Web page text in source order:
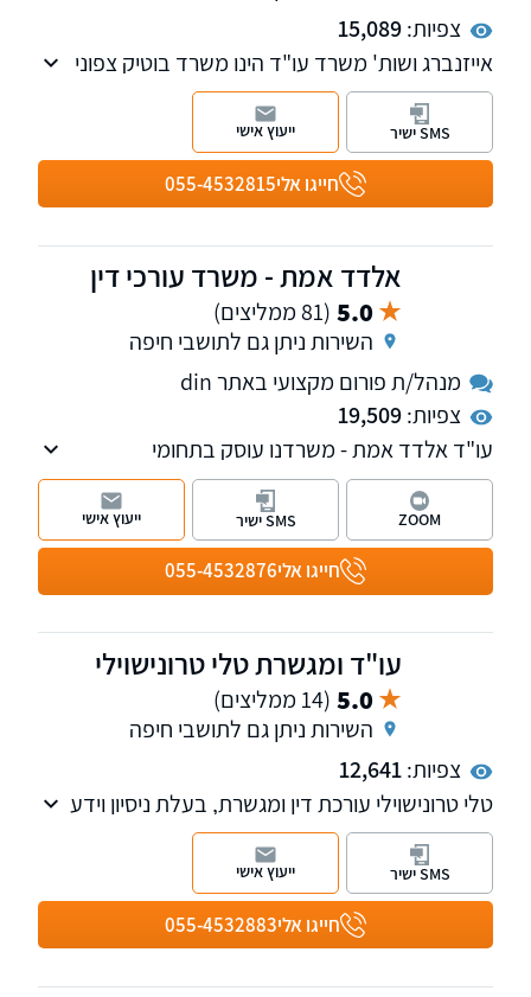
צפיות:15,089
אייזנברג ושות' משרד עו"ד הינו משרד בוטיק צפוני
בעל למעלה מ-20 שנות ניסיון בתחום המקרקעין
והמשפט המנהלי, בדגש על תכנון ובניה בכל
ההיבטים (מנהלי אזרחי ופלילי), ליווי פרוייקטים וליווי
קבלנים משלב כריתת החוזה ועד מסירת החזקה
חייגו אלי055-4532815
SMS ישיר ייעוץ אישי
אלדד אמת - משרד עורכי דין
5.0 (81 ממליצים)
השירות ניתן גם לתושבי חיפה
מנהל/ת פורום מקצועי באתר din
צפיות:19,509
עו"ד אלדד אמת - משרדנו עוסק בתחומי
המקרקעין והאזרחי-מסחרי.
חייגו אלי055-4532876
ZOOM SMS ישיר ייעוץ אישי
עו"ד ומגשרת טלי טרונישוילי
5.0 (14 ממליצים)
השירות ניתן גם לתושבי חיפה
צפיות:12,641
טלי טרונישוילי עורכת דין ומגשרת, בעלת ניסיון וידע
עשיר בתחום דיני המשפחה, ניהול הליכי גירושין,
צוואות וירושות, מקרקעין נדל"ן, פירוק שיתוף
ופשיטת רגל. למשרד שלוחות בקרית מוצקין, נהריה
חייגו אלי055-4532883
SMS ישיר ייעוץ אישי